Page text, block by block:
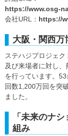
https://www.osg-
会社URL： https://
大阪・関西万
ステハジプロジェ
及び来場者に対し
を行っています。
回数1,200万回を突
ました。
「未来のナ
組み